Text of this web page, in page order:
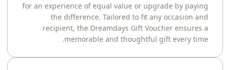
for an experience of equal value or upgrade by paying
the difference. Tailored to fit any occasion and
recipient, the Dreamdays Gift Voucher ensures a
memorable and thoughtful gift every time.